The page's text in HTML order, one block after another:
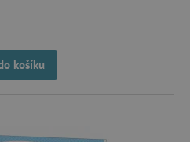
košíku